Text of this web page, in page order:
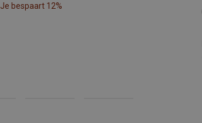
Je bespaart 12%